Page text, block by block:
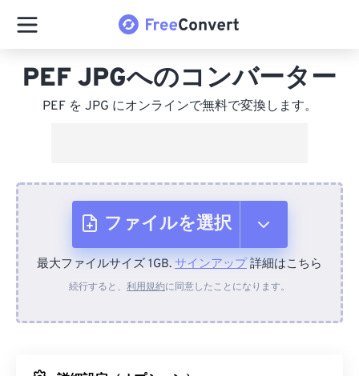
PEF JPGへのコンバーター
PEF を JPG にオンラインで無料で変換します。
ファイルを選択
デバイスから
最大ファイルサイズ 1GB. サインアップ詳細はこちら
続行すると、 利用規約に同意したことになります。